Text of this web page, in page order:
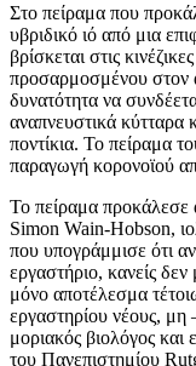
Στο πείραμα που
υβριδικό ιό από μια
βρίσκεται στις
προσαρμοσμένoυ στον
δυνατότητα να
αναπνευστικά κύτταρα
ποντίκια. Το πείραμα
παραγωγή κορονοϊού
Το πείραμα προκάλεσε
Simon Wain-Hobson,
που υπογράμμισε ότι αν
εργαστήριο, κανείς
μόνο αποτέλεσμα
εργαστηρίου νέους, μη
μοριακός βιολόγος
του Πανεπιστημίου